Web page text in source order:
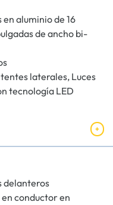
aluminio de 16
de ancho bi-
laterales, Luces
tecnología LED
delanteros
conductor en